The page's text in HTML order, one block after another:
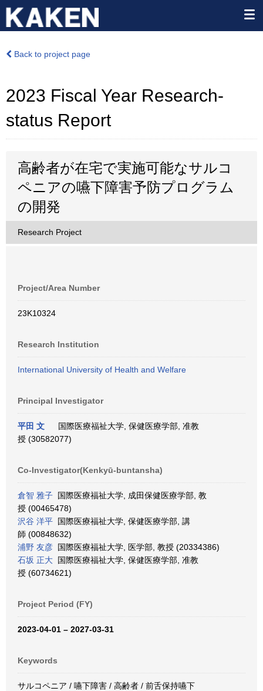
Back to project page
2023 Fiscal Year Research-
status Report
高齢者が在宅で実施可能なサルコ
ペニアの嚥下障害予防プログラム
の開発
Research Project
Project/Area Number
23K10324
Research Institution
International University of Health and Welfare
Principal Investigator
平田 文
国際医療福祉大学, 保健医療学部, 准教
授 (30582077)
Co-Investigator(Kenkyū-buntansha)
倉智 雅子 国際医療福祉大学, 成田保健医療学部, 教
授 (00465478)
沢谷 洋平 国際医療福祉大学, 保健医療学部, 講
師 (00848632)
浦野 友彦 国際医療福祉大学, 医学部, 教授 (20334386)
石坂 正大 国際医療福祉大学, 保健医療学部, 准教
授 (60734621)
Project Period (FY)
2023-04-01 – 2027-03-31
Keywords
サルコペニア / 嚥下障害 / 高齢者 / 前舌保持嚥下